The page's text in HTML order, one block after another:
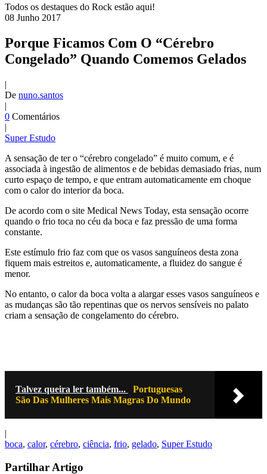
Todos os destaques do Rock estão aqui!
08 Junho 2017
Porque Ficamos Com O “Cérebro
Congelado” Quando Comemos Gelados
|
De nuno.santos
|
0 Comentários
|
Super Estudo
A sensação de ter o “cérebro congelado” é muito comum, e é
associada à ingestão de alimentos e de bebidas demasiado frias, num
curto espaço de tempo, e que entram automaticamente em choque
com o calor do interior da boca.
De acordo com o site Medical News Today, esta sensação ocorre
quando o frio toca no céu da boca e faz pressão de uma forma
constante.
Este estímulo frio faz com que os vasos sanguíneos desta zona
fiquem mais estreitos e, automaticamente, a fluidez do sangue é
menor.
No entanto, o calor da boca volta a alargar esses vasos sanguíneos e
as mudanças são tão repentinas que os nervos sensíveis no palato
criam a sensação de congelamento do cérebro.
Talvez queira ler também...
Portuguesas
São Das Mulheres Mais Magras Do Mundo
|
boca, calor, cérebro, ciência, frio, gelado, Super Estudo
Partilhar Artigo